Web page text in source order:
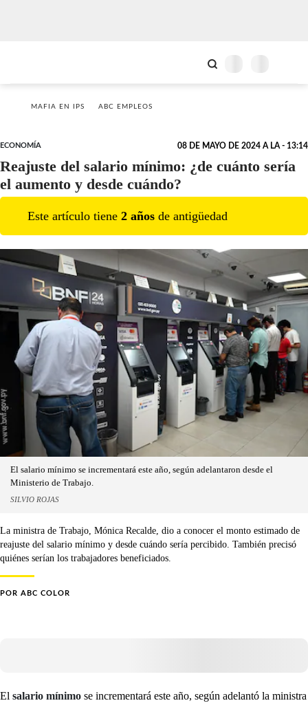
MAFIA EN IPS ABC EMPLEOS
ECONOMÍA 08 DE MAYO DE 2024 A LA - 13:14
Reajuste del salario mínimo: ¿de cuánto sería
el aumento y desde cuándo?
Este artículo tiene 2 años de antigüedad
El salario mínimo se incrementará este año, según adelantaron desde el
Ministerio de Trabajo.
SILVIO ROJAS
La ministra de Trabajo, Mónica Recalde, dio a conocer el monto estimado de
reajuste del salario mínimo y desde cuándo sería percibido. También precisó
quiénes serían los trabajadores beneficiados.
POR ABC COLOR
El salario mínimo se incrementará este año, según adelantó la ministra